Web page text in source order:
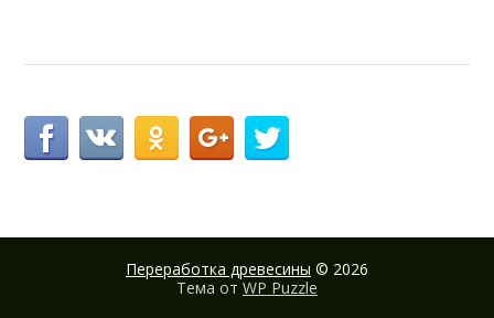
Переработка древесины © 2026
Тема от WP Puzzle